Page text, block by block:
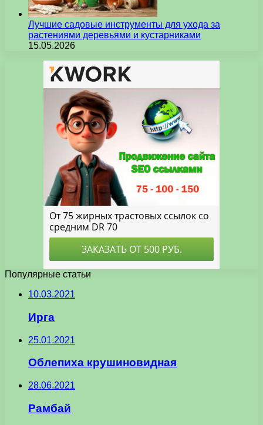
Лучшие садовые инструменты для ухода за
растениями деревьями и кустарниками
15.05.2026
Популярные статьи
10.03.2021
Ирга
25.01.2021
Облепиха крушиновидная
28.06.2021
Рамбай